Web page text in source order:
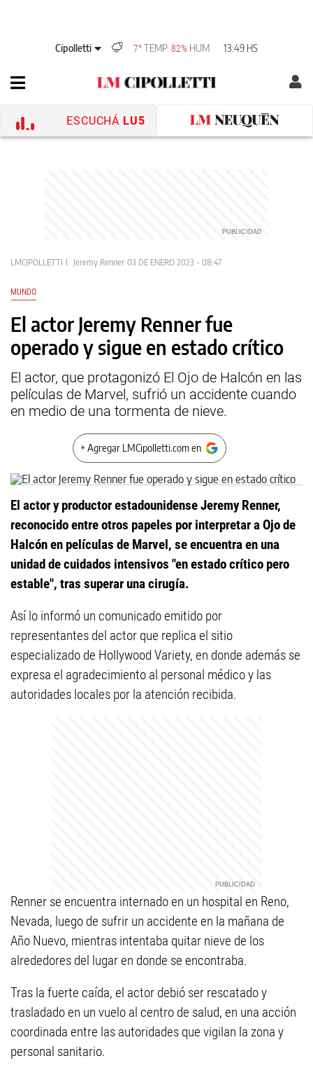
Cipolletti 7° TEMP 82% HUM 13:49 HS
ESCUCHÁ LU5
LMCIPOLLETTI Jeremy Renner 03 DE ENERO 2023 - 08:47
MUNDO
El actor Jeremy Renner fue
operado y sigue en estado crítico
El actor, que protagonizó El Ojo de Halcón en las
películas de Marvel, sufrió un accidente cuando
en medio de una tormenta de nieve.
+ Agregar LMCipolletti.com en
El actor y productor estadounidense Jeremy Renner,
reconocido entre otros papeles por interpretar a Ojo de
Halcón en películas de Marvel, se encuentra en una
unidad de cuidados intensivos "en estado crítico pero
estable", tras superar una cirugía.
Así lo informó un comunicado emitido por
representantes del actor que replica el sitio
especializado de Hollywood Variety, en donde además se
expresa el agradecimiento al personal médico y las
autoridades locales por la atención recibida.
Renner se encuentra internado en un hospital en Reno,
Nevada, luego de sufrir un accidente en la mañana de
Año Nuevo, mientras intentaba quitar nieve de los
alrededores del lugar en donde se encontraba.
Tras la fuerte caída, el actor debió ser rescatado y
trasladado en un vuelo al centro de salud, en una acción
coordinada entre las autoridades que vigilan la zona y
personal sanitario.